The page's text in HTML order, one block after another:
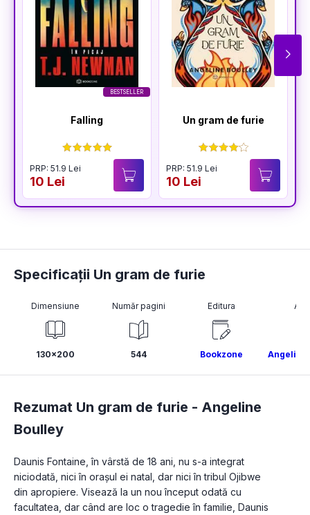
BESTSELLER
Falling
PRP: 51.9 Lei
10 Lei
Un gram de furie
PRP: 51.9 Lei
10 Lei
Specificații Un gram de furie
Dimensiune
130x200
Număr pagini
544
Editura
Bookzone Angeline
Rezumat Un gram de furie - Angeline
Boulley
Daunis Fontaine, în vârstă de 18 ani, nu s-a integrat
niciodată, nici în orașul ei natal, dar nici în tribul Ojibwe
din apropiere. Visează la un nou început odată cu
facultatea, dar când are loc o tragedie în familie, Daunis